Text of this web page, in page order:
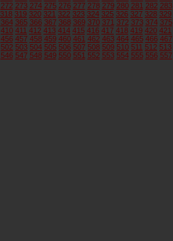
272 273 274 275 276 277 278 279 280 281 282 283
318 319 320 321 322 323 324 325 326 327 328 329
364 365 366 367 368 369 370 371 372 373 374 375
410 411 412 413 414 415 416 417 418 419 420 421
456 457 458 459 460 461 462 463 464 465 466 467
502 503 504 505 506 507 508 509 510 511 512 513
546 547 548 549 550 551 552 553 554 555 556 557